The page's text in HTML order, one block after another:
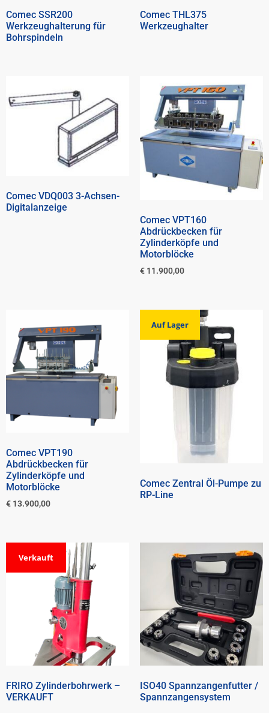
Comec SSR200
Werkzeughalterung für
Bohrspindeln
Comec THL375
Werkzeughalter
Comec VDQ003 3-Achsen-
Digitalanzeige
Comec VPT160
Abdrückbecken für
Zylinderköpfe und
Motorblöcke
€11.900,00
Comec VPT190
Abdrückbecken für
Zylinderköpfe und
Motorblöcke
€ 13.900,00
Auf Lager
Comec Zentral Öl-Pumpe zu
RP-Line
Verkauft
FRIRO Zylinderbohrwerk –
VERKAUFT
ISO40 Spannzangenfutter /
Spannzangensystem